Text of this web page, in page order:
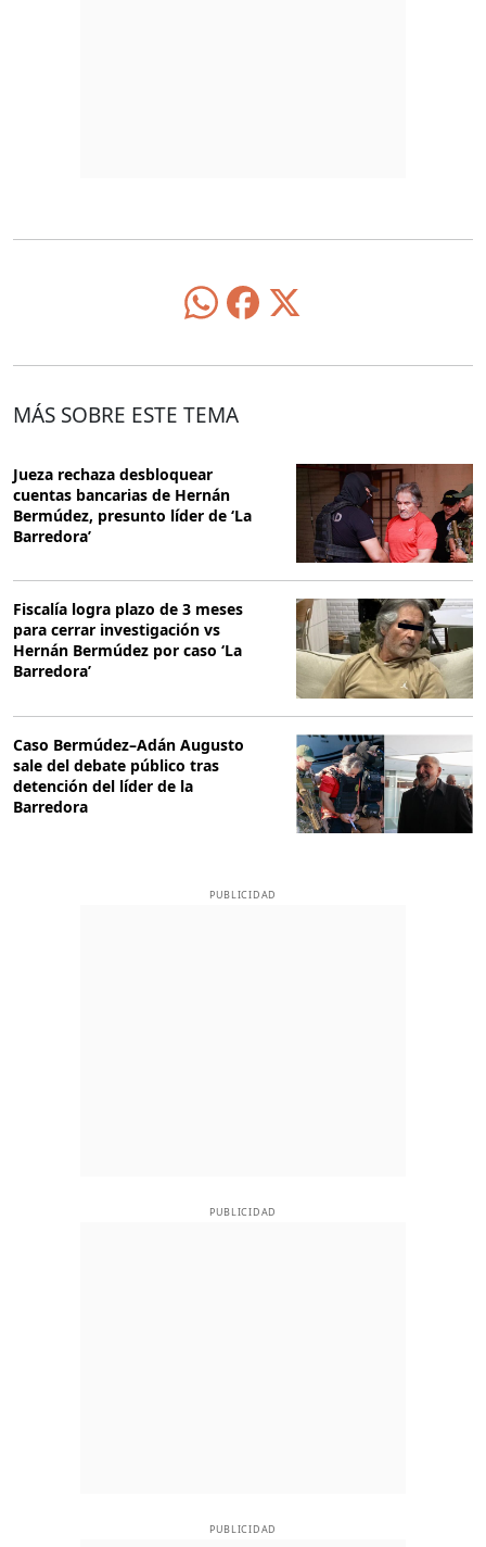
MÁS SOBRE ESTE TEMA
Jueza rechaza desbloquear
cuentas bancarias de Hernán
Bermúdez, presunto líder de ‘La
Barredora’
Fiscalía logra plazo de 3 meses
para cerrar investigación vs
Hernán Bermúdez por caso ‘La
Barredora’
Caso Bermúdez–Adán Augusto
sale del debate público tras
detención del líder de la
Barredora
PUBLICIDAD
PUBLICIDAD
PUBLICIDAD